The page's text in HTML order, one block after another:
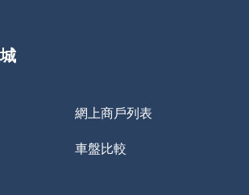
網上商戶列表
車盤比較